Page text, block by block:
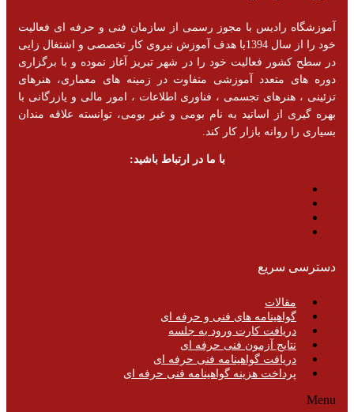
آموزشگاه رادیس با مجوز رسمی از سازمان فنی و حرفه ای فعالیت
خود را از سال 1394با هدف آموزش نیروی کار تخصصی و اشتغال زایی
در سطح کشور فعالیت خود را در شهر تبریز آغاز نموده و با برگزاری
دوره های متعدد آموزشی متفاوت در زمینه های معماری، هنرهای
تزئینی ، هنرهای تجسمی ، فناوری اطلاعات ، امور مالی و یازرگانی با
بهره گیری از اساتید به نام بومی و غیر بومی، توانسته علاقه مندان
بسیاری را روانه بازار کار کند.
با ما در ارتباط باشید:
دسترسی سریع
مقالات
گواهینامه های فنی و حرفه ای
دریافت کارت ورود به جلسه
نتایج آزمون فنی حرفه ای
دریافت گواهینامه فنی حرفه ای
پرداخت هزینه گواهینامه فنی حرفه ای
Menu